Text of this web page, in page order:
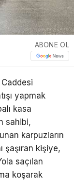
ABONE OL
Caddesi
yapmak
kasa
sahibi,
karpuzların
şaşıran kişiye,
saçılan
koşarak